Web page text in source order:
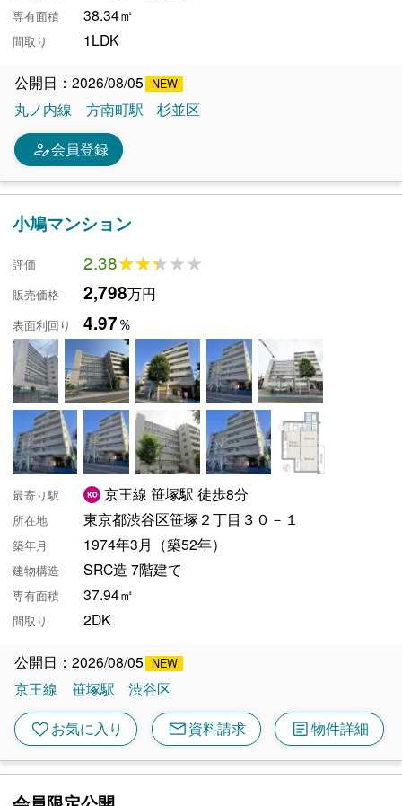
専有面積 38.34㎡
間取り 1LDK
公開日：2026/08/05
丸ノ内線
方南町駅 杉並区
person_edit会員登録
小鳩マンション
評価 2.38★★★★★
★★★★★
販売価格 2,798万円
表面利回り 4.97％
最寄り駅 京王線 笹塚駅 徒歩8分
所在地 東京都渋谷区笹塚２丁目３０－１
築年月 1974年3月（築52年）
建物構造 SRC造 7階建て
専有面積 37.94㎡
間取り 2DK
公開日：2026/08/05
京王線
笹塚駅 渋谷区
favoriteお気に入り mail資料請求 article物件詳細